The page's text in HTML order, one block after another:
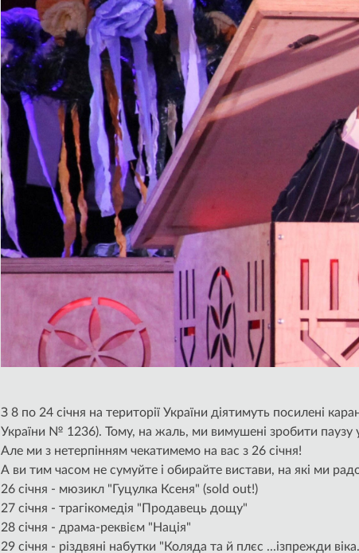
З 8 по 24 січня на території України діятимуть посилені
України № 1236). Тому, на жаль, ми вимушені зробити паузу
Але ми з нетерпінням чекатимемо на вас з 26 січня!
А ви тим часом не сумуйте і обирайте вистави, на які ми
26 січня - мюзикл "Гуцулка Ксеня" (sold out!)
27 січня - трагікомедія "Продавець дощу"
28 січня - драма-реквієм "Нація"
29 січня - різдвяні набутки "Коляда та й плєс ...ізпрежди